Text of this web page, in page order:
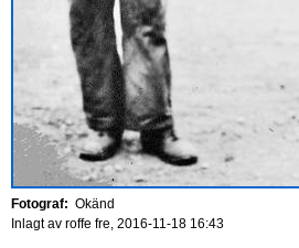
Fotograf: Okänd
Inlagt av roffe fre, 2016-11-18 16:43